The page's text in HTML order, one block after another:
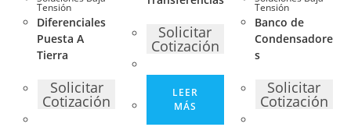
Tensión
Diferenciales
Puesta A
Tierra
Solicitar
Cotización
Solicitar
Cotización
LEER
MÁS
Tensión
Banco de
Condensadore
s
Solicitar
Cotización